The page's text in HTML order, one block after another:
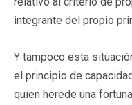
integrante del propio
Y tampoco esta
el principio de
quien herede una